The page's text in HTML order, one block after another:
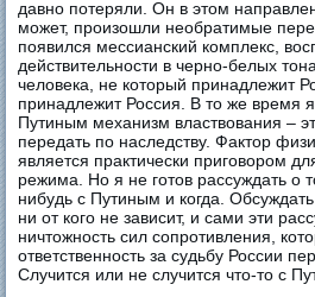
давно потеряли. Он в этом
может, произошли необратимые
появился мессианский комплекс,
действительности в черно-белых
человека, не который принадлежит
принадлежит Россия. В то же время
Путиным механизм властвования –
передать по наследству. Фактор
является практически приговором
режима. Но я не готов рассуждать о
нибудь с Путиным и когда.
ни от кого не зависит, и сами эти
ничтожность сил сопротивления,
ответственность за судьбу России
Случится или не случится что-то с